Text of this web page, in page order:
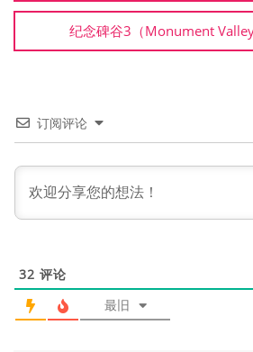
航
纪念碑谷3（Monument
订阅评论
32 评论
最旧